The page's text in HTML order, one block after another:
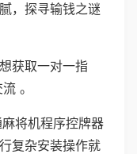
，探寻输钱之谜
获取一对一指
。
将机程序控牌器
复杂安装操作就